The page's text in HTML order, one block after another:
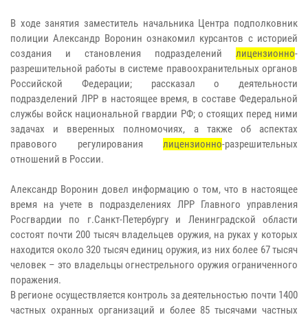
В ходе занятия заместитель начальника Центра подполковник
полиции Александр Воронин ознакомил курсантов с историей
создания и становления подразделений лицензионно-
разрешительной работы в системе правоохранительных органов
Российской Федерации; рассказал о деятельности
подразделений ЛРР в настоящее время, в составе Федеральной
службы войск национальной гвардии РФ; о стоящих перед ними
задачах и вверенных полномочиях, а также об аспектах
правового регулирования лицензионно-разрешительных
отношений в России.
Александр Воронин довел информацию о том, что в настоящее
время на учете в подразделениях ЛРР Главного управления
Росгвардии по г.Санкт-Петербургу и Ленинградской области
состоят почти 200 тысяч владельцев оружия, на руках у которых
находится около 320 тысяч единиц оружия, из них более 67 тысяч
человек – это владельцы огнестрельного оружия ограниченного
поражения.
В регионе осуществляется контроль за деятельностью почти 1400
частных охранных организаций и более 85 тысячами частных